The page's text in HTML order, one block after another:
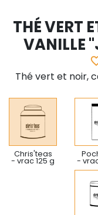
THÉ VERT
VANILLE
Thé vert et noir,
Chris'teas
- vrac 125 g -